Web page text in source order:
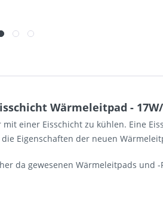
Wärmeleitpad - 17W/
einer Eisschicht zu kühlen. Eine
Eigenschaften der neuen
da gewesenen Wärmeleitpads und